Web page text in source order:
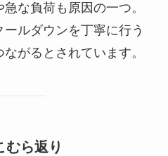
な負荷も原因の一つ。
ルダウンを丁寧に行う
がるとされています。
むら返り